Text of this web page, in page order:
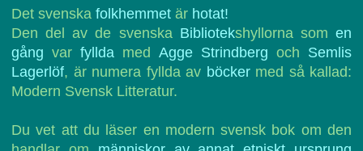
Det svenska folkhemmet är hotat!
Den del av de svenska Bibliotekshyllorna somen
gång varfyllda med Agge Strindberg och Semlis
Lagerlöf, är numera fyllda av böckermed så kallad:
Modern Svensk Litteratur.
Du vet att du läser en modern svensk bok om den